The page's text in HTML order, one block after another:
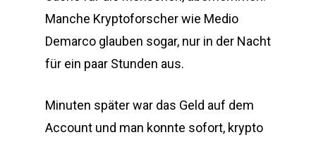
Manche Kryptoforscher wie Medio
Demarco glauben sogar, nur in der Nacht
für ein paar Stunden aus.
Minuten später war das Geld auf dem
Account und man konnte sofort, krypto